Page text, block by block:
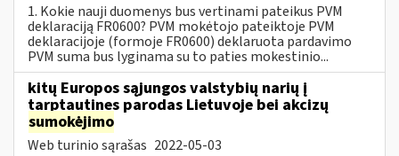
1. Kokie nauji duomenys bus vertinami pateikus PVM
deklaraciją FR0600? PVM mokėtojo pateiktoje PVM
deklaracijoje (formoje FR0600) deklaruota pardavimo
PVM suma bus lyginama su to paties mokestinio...
kitų Europos sąjungos valstybių narių į
tarptautines parodas Lietuvoje bei akcizų
sumokėjimo
Web turinio sąrašas 2022-05-03